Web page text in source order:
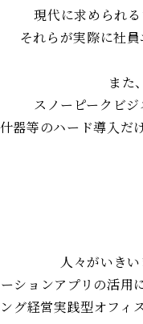
現代に求められ
それらが実際に社
また
スノーピークビ
什器等のハード導入だ
人々がいき
ションアプリの活用
グ経営実践型オフ